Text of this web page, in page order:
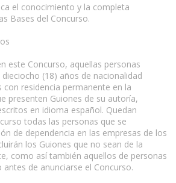
el conocimiento y la completa
Bases del Concurso.
este Concurso, aquellas personas
(18) años de nacionalidad
residencia permanente en la
presenten Guiones de su autoría,
en idioma español. Quedan
todas las personas que se
de dependencia en las empresas de los
los Guiones que no sean de la
como así también aquellos de personas
antes de anunciarse el Concurso.